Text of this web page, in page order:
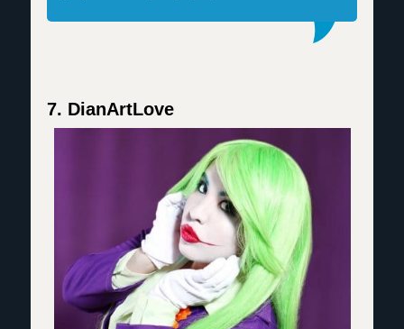
7. DianArtLove